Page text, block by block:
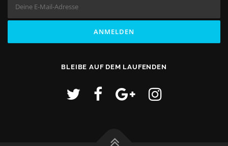
BLEIBE AUF DEM LAUFENDEN